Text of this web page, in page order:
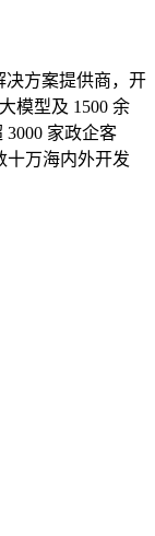
决方案提供商，开
模型及 1500 余
3000 家政企客
十万海内外开发